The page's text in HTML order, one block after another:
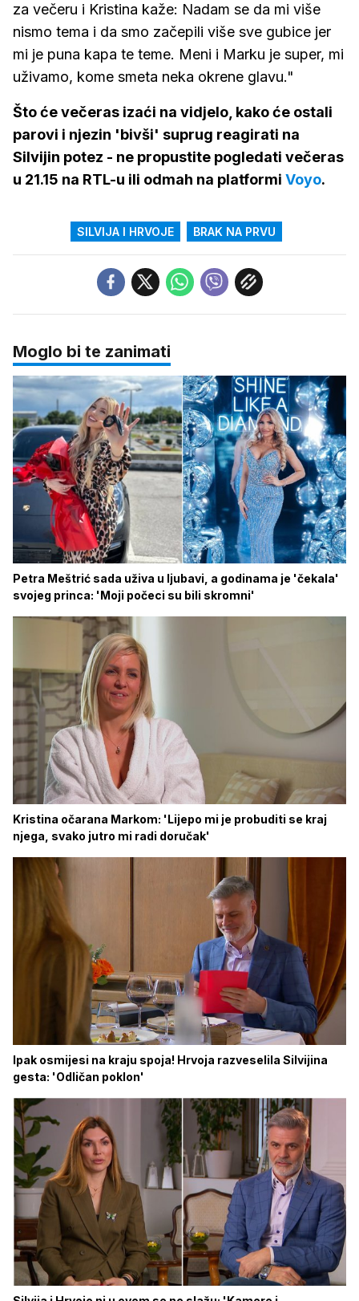
za večeru i Kristina kaže: Nadam se da mi više
nismo tema i da smo začepili više sve gubice jer
mi je puna kapa te teme. Meni i Marku je super, mi
uživamo, kome smeta neka okrene glavu."
Što će večeras izaći na vidjelo, kako će ostali
parovi i njezin 'bivši' suprug reagirati na
Silvijin potez - ne propustite pogledati večeras
u 21.15 na RTL-u ili odmah na platformi Voyo.
SILVIJA I HRVOJE BRAK NA PRVU
Moglo bi te zanimati
Petra Meštrić sada uživa u ljubavi, a godinama je 'čekala'
svojeg princa: 'Moji počeci su bili skromni'
Kristina očarana Markom: 'Lijepo mi je probuditi se kraj
njega, svako jutro mi radi doručak'
Ipak osmijesi na kraju spoja! Hrvoja razveselila Silvijina
gesta: 'Odličan poklon'